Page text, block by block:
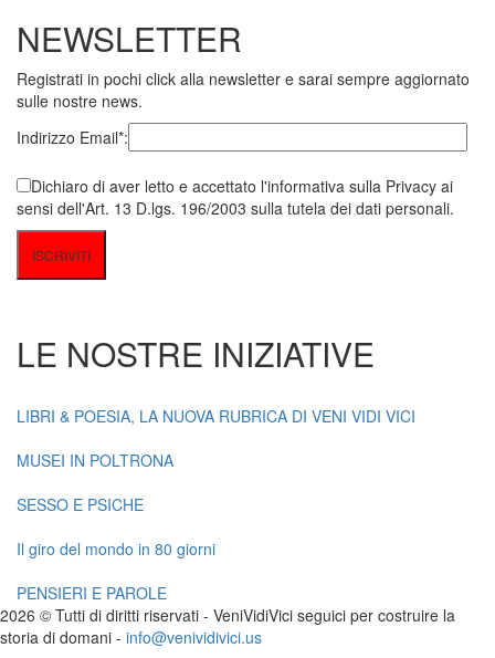
NEWSLETTER
Registrati in pochi click alla newsletter e sarai sempre aggiornato
sulle nostre news.
Indirizzo Email*:
Dichiaro di aver letto e accettato l'informativa sulla Privacy ai
sensi dell'Art. 13 D.lgs. 196/2003 sulla tutela dei dati personali.
LE NOSTRE INIZIATIVE
LIBRI & POESIA, LA NUOVA RUBRICA DI VENI VIDI VICI
MUSEI IN POLTRONA
SESSO E PSICHE
Il giro del mondo in 80 giorni
PENSIERI E PAROLE
2026 © Tutti di diritti riservati - VeniVidiVici seguici per costruire la
storia di domani - info@venividivici.us